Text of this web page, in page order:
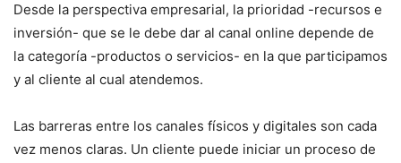
Desde la perspectiva empresarial, la prioridad -recursos e
inversión- que se le debe dar al canal online depende de
la categoría -productos o servicios- en la que participamos
y al cliente al cual atendemos.
Las barreras entre los canales físicos y digitales son cada
vez menos claras. Un cliente puede iniciar un proceso de